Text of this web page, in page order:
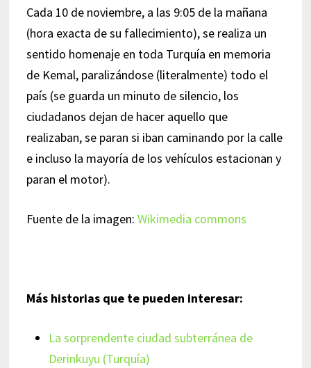
Cada 10 de noviembre, a las 9:05 de la mañana
(hora exacta de su fallecimiento), se realiza un
sentido homenaje en toda Turquía en memoria
de Kemal, paralizándose (literalmente) todo el
país (se guarda un minuto de silencio, los
ciudadanos dejan de hacer aquello que
realizaban, se paran si iban caminando por la calle
e incluso la mayoría de los vehículos estacionan y
paran el motor).
Fuente de la imagen: Wikimedia commons
Más historias que te pueden interesar:
La sorprendente ciudad subterránea de
Derinkuyu (Turquía)